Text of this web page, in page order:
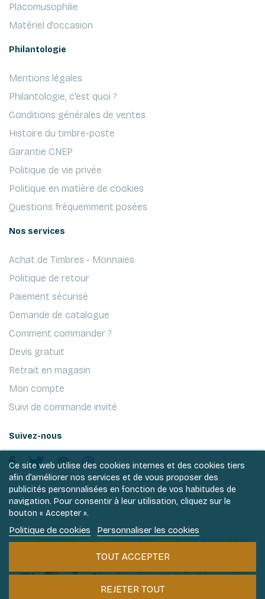
Placomusophilie
Matériel d'occasion
Philantologie
Mentions légales
Philantologie, c'est quoi ?
Conditions générales de ventes
Histoire du timbre-poste
Garantie CNEP
Politique de vie privée
Politique en matière de cookies
Questions fréquemment posées
Nos services
Achat de Timbres - Monnaies
Politique de retour
Paiement sécurisé
Demande de catalogue
Comment commander ?
Devis gratuit
Retrait en magasin
Mon compte
Suivi de commande invité
Suivez-nous
Ce site web utilise des cookies internes et des cookies tiers
afin d’améliorer nos services et de vous proposer des
publicités personnalisées en fonction de vos habitudes de
navigation. Pour consentir à leur utilisation, cliquez sur le
bouton « Accepter ».
Politique de cookies Personnaliser les cookies
REJETER TOUT
TOUT ACCEPTER
Conditions
Politique de
vie privée
Politique en matière
Paiement en 3x et 4x sans frais